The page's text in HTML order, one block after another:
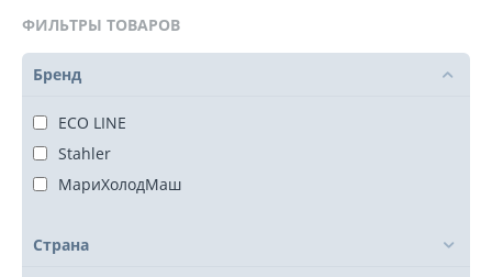
ФИЛЬТРЫ ТОВАРОВ
Бренд
ECO LINE
Stahler
МариХолодМаш
Страна